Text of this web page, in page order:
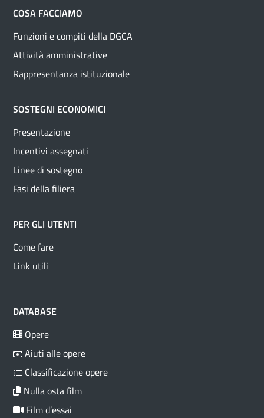
COSA FACCIAMO
Funzioni e compiti della DGCA
Attività amministrative
Rappresentanza istituzionale
SOSTEGNI ECONOMICI
Presentazione
Incentivi assegnati
Linee di sostegno
Fasi della filiera
PER GLI UTENTI
Come fare
Link utili
DATABASE
Opere
Aiuti alle opere
Classificazione opere
Nulla osta film
Film d’essai